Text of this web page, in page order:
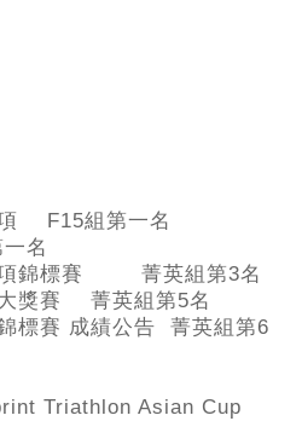
項 F15組第一名
名
項錦標賽 菁英組第3名
大獎賽 菁英組第5名
標賽 成績公告 菁英組第6
Triathlon Asian Cup